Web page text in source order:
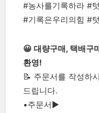
#농사를기록하라 #
#기록은우리의힘 #
😀 대량구매, 택배구
환영!
📝 주문서를 작성하
드립니다.
•주문서▶︎